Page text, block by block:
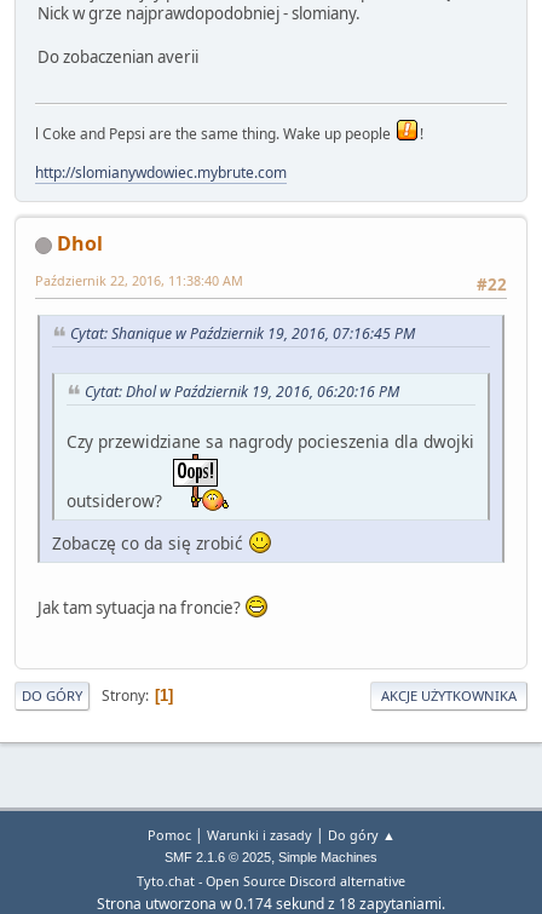
Nick w grze najprawdopodobniej - slomiany.
Do zobaczenian averii
l Coke and Pepsi are the same thing. Wake up people
!
http://slomianywdowiec.mybrute.com
Dhol
#22
Październik 22, 2016, 11:38:40 AM
Cytat: Shanique w Październik 19, 2016, 07:16:45 PM
Cytat: Dhol w Październik 19, 2016, 06:20:16 PM
Czy przewidziane sa nagrody pocieszenia dla dwojki
outsiderow?
Zobaczę co da się zrobić
Jak tam sytuacja na froncie?
DO GÓRY Strony 1 AKCJE UŻYTKOWNIKA
Pomoc| Warunki i zasady| Do góry ▲
SMF 2.1.6 © 2025, Simple Machines
Tyto.chat - Open Source Discord alternative
Strona utworzona w 0.174 sekund z 18 zapytaniami.